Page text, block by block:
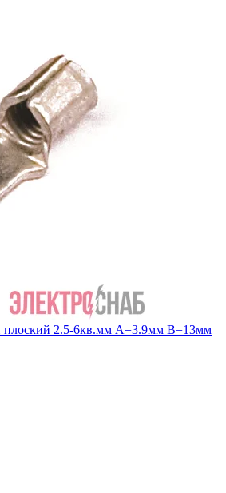
плоский 2.5-6кв.мм А=3.9мм В=13мм